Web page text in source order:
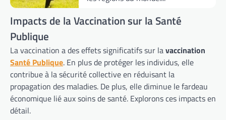
Impacts de la Vaccination sur la Santé
Publique
La vaccination a des effets significatifs sur lavaccination
Santé Publique. En plus de protéger les individus, elle
contribue à la sécurité collective en réduisant la
propagation des maladies. De plus, elle diminue le fardeau
économique lié aux soins de santé. Explorons ces impacts en
détail.